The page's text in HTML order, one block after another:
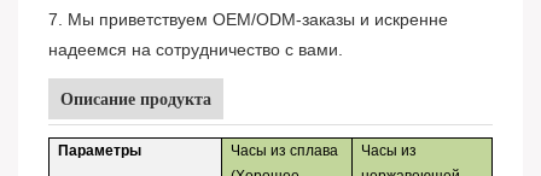
7. Мы приветствуем OEM/ODM-заказы и искренне
надеемся на сотрудничество с вами.
Описание продукта
Параметры
Часы из сплава
Часы из